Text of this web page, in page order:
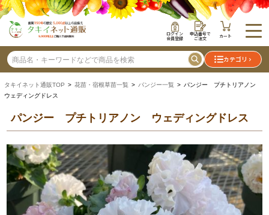
ログイン
会員登録
申込番号で
ご注文 カート
カテゴリ
タキイネット通販TOP > 花苗・宿根草苗一覧 > パンジー一覧 > パンジー プチトリアノン
ウェディングドレス
パンジー プチトリアノン ウェディングドレス